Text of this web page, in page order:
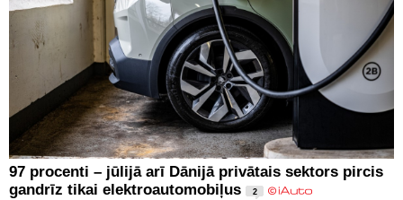
97 procenti – jūlijā arī Dānijā privātais sektors pircis
gandrīz tikai elektroautomobiļus
2